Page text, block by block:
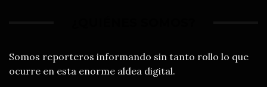
Somos reporteros informando sin tanto rollo lo que
ocurre en esta enorme aldea digital.